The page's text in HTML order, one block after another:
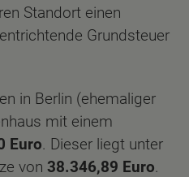
Standort einen
Grundsteuer
in Berlin (ehemaliger
mit einem
Euro. Dieser liegt unter
von 38.346,89 Euro.